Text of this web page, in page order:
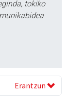
tokiko
Erantzun